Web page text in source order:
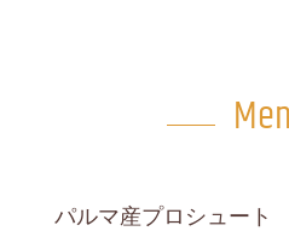
パルマ産プロシュート